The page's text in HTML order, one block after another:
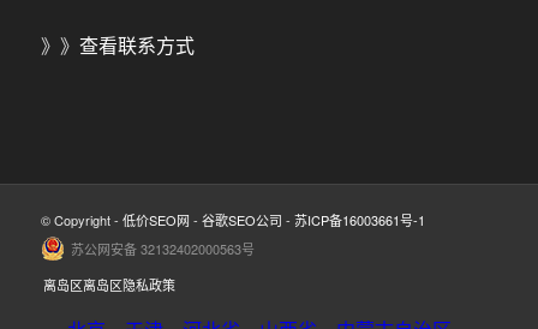
》》 查看联系方式
© Copyright - 低价SEO网 - 谷歌SEO公司 - 苏ICP备16003661号-1
苏公网安备 32132402000563号
离岛区离岛区隐私政策